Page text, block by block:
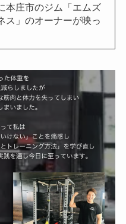
本庄市のジム「エムズ
ス」のオーナーが映っ